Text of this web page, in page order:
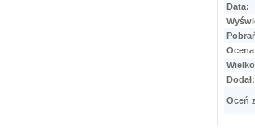
Data:
Dodał:
Oceń